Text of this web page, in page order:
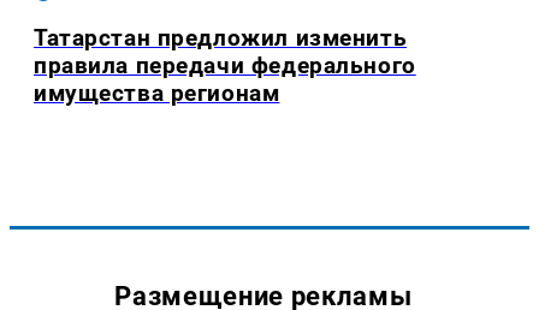
Татарстан предложил изменить
правила передачи федерального
имущества регионам
Размещение рекламы